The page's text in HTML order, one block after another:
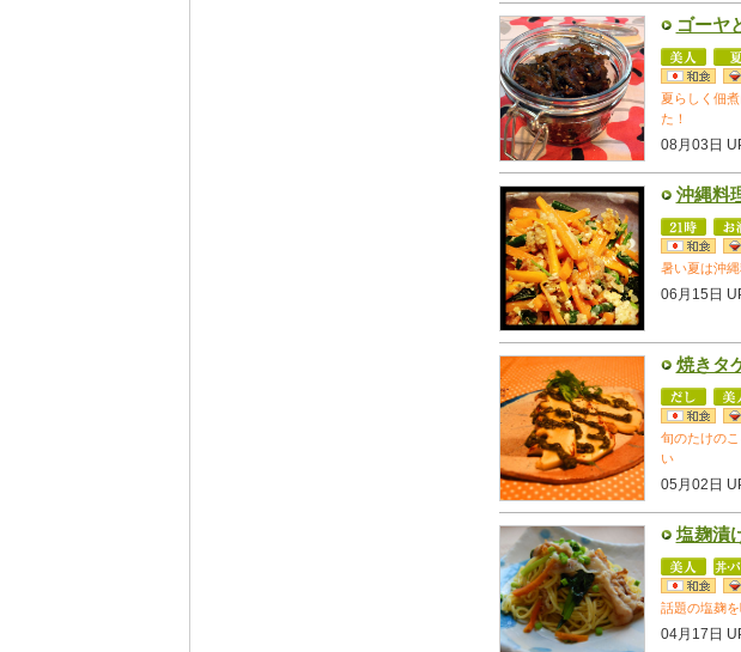
ゴーヤ
夏らしく佃
た！
08月03日
沖縄料
暑い夏は沖
06月15日
焼きタ
旬のたけの
い
05月02日
塩麹漬
話題の塩麹
04月17日